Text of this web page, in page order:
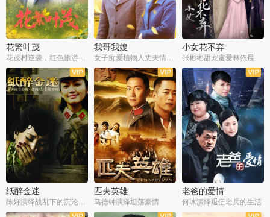
花繁叶茂
花茂村逆袭，红色旅游出圈
我哥我嫂
女子痴爱植物人丈夫情定一生
小女花不弃
张彬彬甜宠蜜爱林依晨
全42集
纸醉金迷
全35集
匹夫英雄
马德钟演绎坦荡豪情
全32集
老爸的爱情
何冰演绎退伍老兵的生活
全40集
全33集 全36集